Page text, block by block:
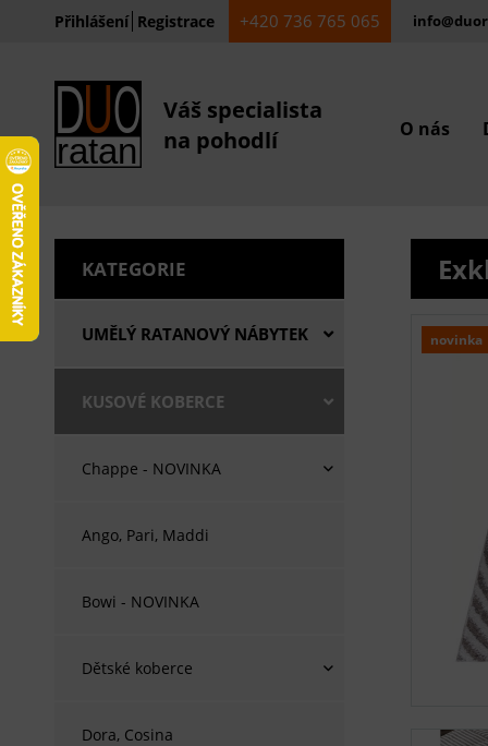
Přihlášení Registrace +420 736 765 065
Váš specialista
na pohodlí
O nás
KATEGORIE
UMĚLÝ RATANOVÝ NÁBYTEK
KUSOVÉ KOBERCE
Chappe - NOVINKA
Ango, Pari, Maddi
Bowi - NOVINKA
Dětské koberce
Dora, Cosina
novinka